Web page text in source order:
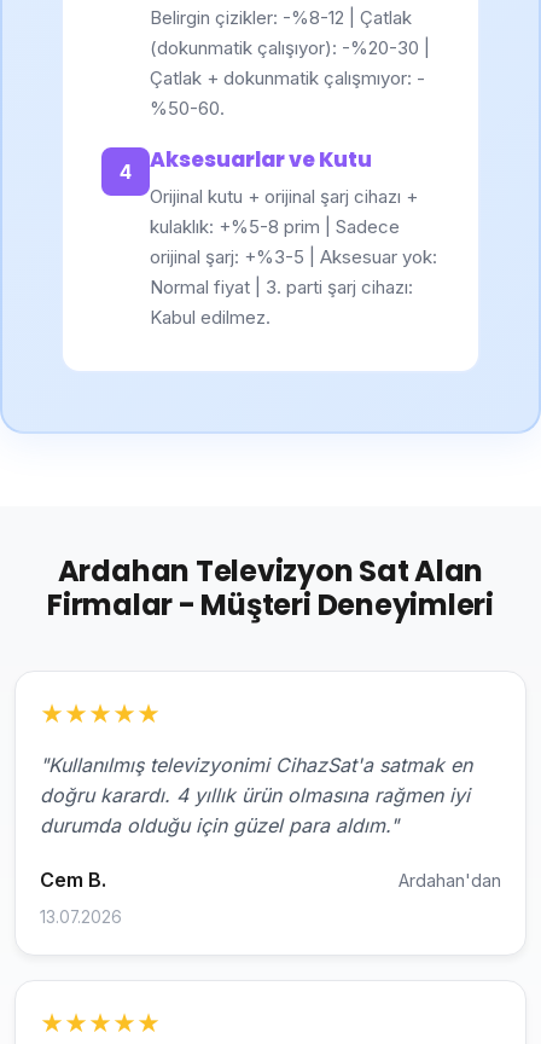
Belirgin çizikler: -%8-12 | Çatlak
(dokunmatik çalışıyor): -%20-30 |
Çatlak + dokunmatik çalışmıyor: -
%50-60.
4 Aksesuarlar ve Kutu
Orijinal kutu + orijinal şarj cihazı +
kulaklık: +%5-8 prim | Sadece
orijinal şarj: +%3-5 | Aksesuar yok:
Normal fiyat | 3. parti şarj cihazı:
Kabul edilmez.
Ardahan Televizyon Sat Alan
Firmalar - Müşteri Deneyimleri
★★★★★
"Kullanılmış televizyonimi CihazSat'a satmak en
doğru karardı. 4 yıllık ürün olmasına rağmen iyi
durumda olduğu için güzel para aldım."
Cem B. Ardahan'dan
13.07.2026
★★★★★